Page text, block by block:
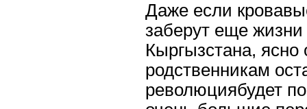
Даже если
заберут еще
Кыргызстана, ясно
родственникам
революциябудет